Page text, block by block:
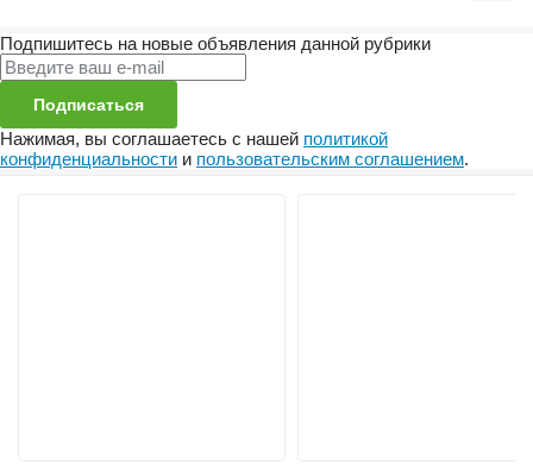
Подпишитесь на новые объявления данной рубрики
Подписаться
Нажимая, вы соглашаетесь с нашей политикой
конфиденциальности и пользовательским соглашением.